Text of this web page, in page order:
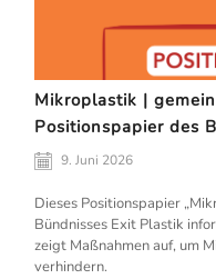
Mikroplastik |
Positionspapier des
9. Juni 2026
Dieses Positionspapier
Bündnisses Exit Plastik
zeigt Maßnahmen auf, um
verhindern.